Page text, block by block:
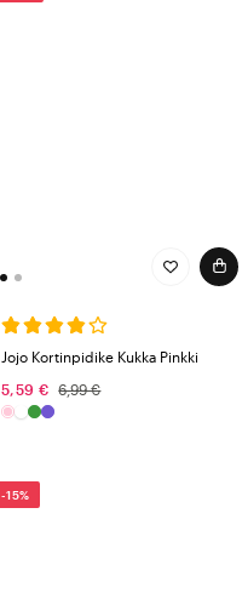
Jojo Kortinpidike Kukka Pinkki
5,59 €
6,99 €
-15%